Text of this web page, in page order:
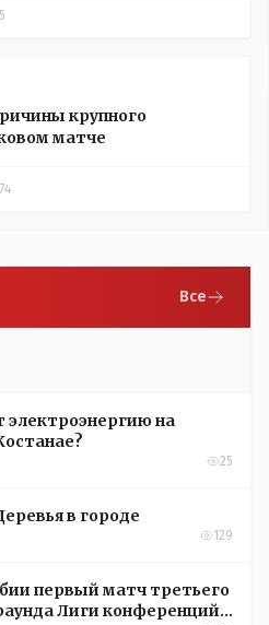
крупного
матче
Все
электроэнергию на
25
в городе
129
первый матч третьего
Лиги конференций